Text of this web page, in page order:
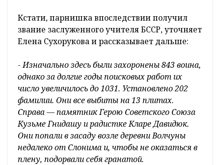
Кстати, парнишка впоследствии получил
звание заслуженного учителя ­БССР, уточняет
Елена Сухорукова и рассказывает дальше:
-Изначально здесь были захоронены 843 воина,
однако за долгие годы поисковых работ их
число увеличилось до 1031. Установлено 202
фамилии. Они все выбиты на 13 плитах.
Справа — памятник Герою Советского Союза
Кузьме Гнидашу и радистке Кларе Давидюк.
Они попали в засаду возле деревни Волчуны
недалеко от Слонима и, чтобы не оказаться в
плену, подорвали себя гранатой.